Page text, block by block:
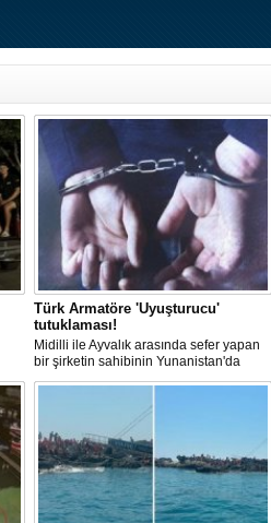
Türk Armatöre 'Uyuşturucu'
tutuklaması!
Midilli ile Ayvalık arasında sefer yapan
bir şirketin sahibinin Yunanistan'da
tutuklandığı bildirildi.